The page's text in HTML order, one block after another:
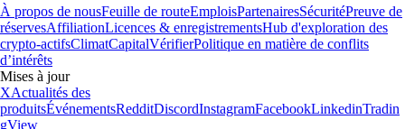
À propos de nousFeuille de routeEmploisPartenairesSécuritéPreuve de
réservesAffiliationLicences & enregistrementsHub d'exploration des
crypto-actifsClimatCapitalVérifierPolitique en matière de conflits
d’intérêts
Mises à jour
XActualités des
produitsÉvénementsRedditDiscordInstagramFacebookLinkedinTradin
gView